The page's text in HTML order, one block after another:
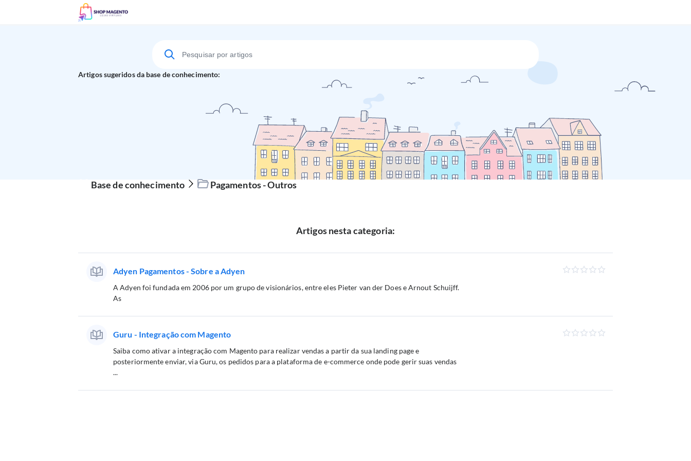
Suporte Técnico
Artigos sugeridos da base de conhecimento:
Base de conhecimento Pagamentos - Outros
Artigos nesta categoria:
Adyen Pagamentos - Sobre a Adyen
A Adyen foi fundada em 2006 por um grupo de visionários, entre eles Pieter van der Does e Arnout Schuijff.
As
Guru - Integração com Magento
Saiba como ativar a integração com Magento para realizar vendas a partir da sua landing page e
posteriormente enviar, via Guru, os pedidos para a plataforma de e-commerce onde pode gerir suas vendas
...